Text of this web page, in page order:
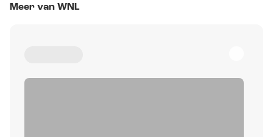
Meer van WNL